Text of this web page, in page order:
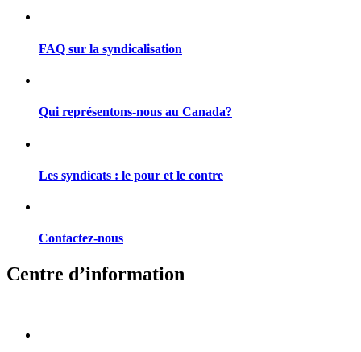
FAQ sur la syndicalisation
Qui représentons-nous au Canada?
Les syndicats : le pour et le contre
Contactez-nous
Centre d’information